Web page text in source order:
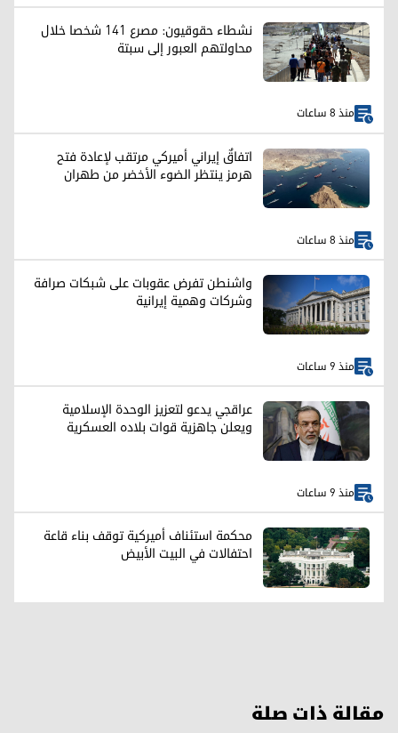
نشطاء حقوقيون: مصرع 141 شخصا خلال
محاولتهم العبور إلى سبتة
منذ 8 ساعات
اتفاقٌ إيراني أميركي مرتقب لإعادة فتح
هرمز ينتظر الضوء الأخضر من طهران
منذ 8 ساعات
واشنطن تفرض عقوبات على شبكات صرافة
وشركات وهمية إيرانية
منذ 9 ساعات
عراقجي يدعو لتعزيز الوحدة الإسلامية
ويعلن جاهزية قوات بلاده العسكرية
منذ 9 ساعات
محكمة استئناف أميركية توقف بناء قاعة
احتفالات في البيت الأبيض
مقالة ذات صلة